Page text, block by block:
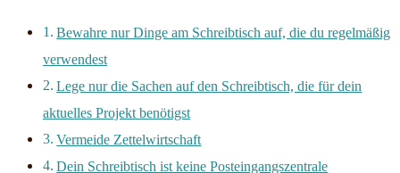
Bewahre nur Dinge am Schreibtisch auf, die du regelmäßig
verwendest
Lege nur die Sachen auf den Schreibtisch, die für dein
aktuelles Projekt benötigst
Vermeide Zettelwirtschaft
Dein Schreibtisch ist keine Posteingangszentrale